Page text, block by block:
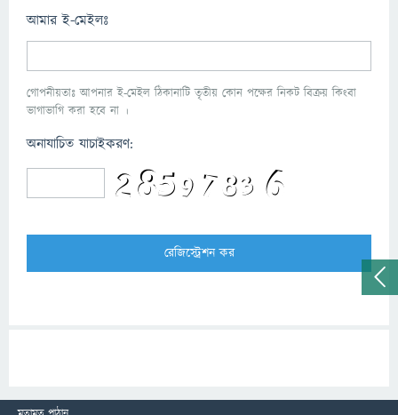
আমার ই-মেইলঃ
গোপনীয়তাঃ আপনার ই-মেইল ঠিকানাটি তৃতীয় কোন পক্ষের নিকট বিক্রয় কিংবা
ভাগাভাগি করা হবে না ।
অনাযাচিত যাচাইকরণ: